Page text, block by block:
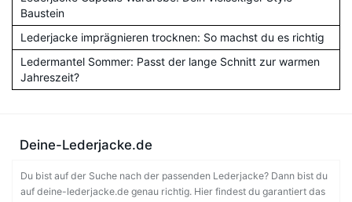
Baustein
Lederjacke imprägnieren trocknen: So machst du es richtig
Ledermantel Sommer: Passt der lange Schnitt zur warmen
Jahreszeit?
Deine-Lederjacke.de
Du bist auf der Suche nach der passenden Lederjacke? Dann bist du
auf deine-lederjacke.de genau richtig. Hier findest du garantiert das